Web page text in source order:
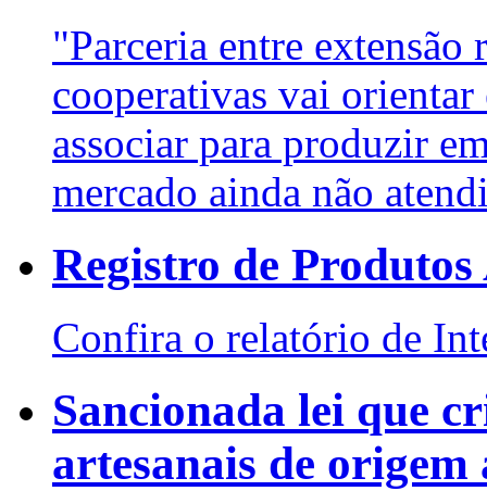
"Parceria entre extensão
cooperativas vai orientar
associar para produzir
mercado ainda não
Registro de
Confira o relatório de
Sancionada lei que
artesanais de